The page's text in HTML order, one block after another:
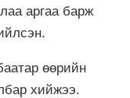
аргаа барж
өөрийн
хийжээ.